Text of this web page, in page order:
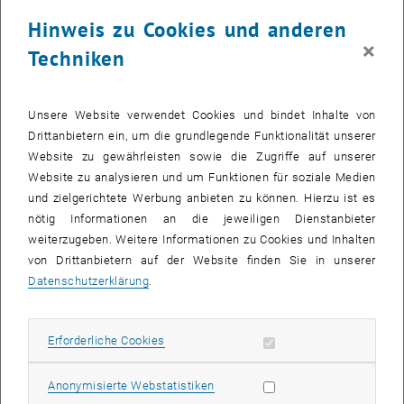
Universitäten, sind eine Erfolgsgeschichte, um die uns viele in
Europa beneiden. Für den bisherigen Erfolgsweg sind die geplanten
Auf EU-Ebene versucht man gerade, das Budget für Wissenschaft
und Forschung zu verdoppeln, jedenfalls massiv zu erhöhen (von
knapp 100 auf mindestens 175 Milliarden), um wettbewerbsfähig zu
bleiben. Der uniko wurde im Zuge der Budgetinformation
wortwörtlich mitgeteilt: „
Wissenschaft und Forschung sind keine
Schwerpunkte dieser Bundesregierung.“
Hütter: „Wenn das wirklich so ist, kann ich dazu nur sagen: Dann sind
Investitionen in die Zukunft, dann sind die Ausbildung von
wie dem Klimawandel keine Schwerpunkte dieser Bundesregierung.
Auswirkung von Kürzungen in Zahlen
Hinweis zu Cookies und anderen
Techniken
×
Unsere Website verwendet Cookies und bindet Inhalte von
Drittanbietern ein, um die grundlegende Funktionalität unserer
Website zu gewährleisten sowie die Zugriffe auf unserer
Website zu analysieren und um Funktionen für soziale Medien
und zielgerichtete Werbung anbieten zu können. Hierzu ist es
nötig Informationen an die jeweiligen Dienstanbieter
weiterzugeben. Weitere Informationen zu Cookies und Inhalten
von Drittanbietern auf der Website finden Sie in unserer
Datenschutzerklärung
Erforderliche Cookies Erforderliche Cookies zulassen
Anonymisierte WebstatistikenStatistik Cookies zulassen